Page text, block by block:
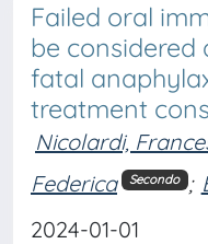
Failed oral
be
fatal
treatment
Nicolardi,
Federica
Secondo ;
2024-01-01